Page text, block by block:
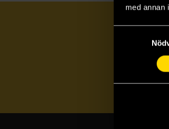
med annan